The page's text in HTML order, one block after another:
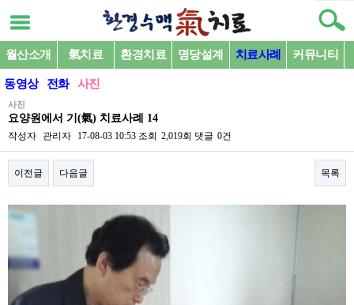
월산소개 氣치료 환경치료 명당설계 치료사례 커뮤니티
동영상 전화 사진
사진
요양원에서 기(氣) 치료사례 14
작성자 관리자 17-08-03 10:53 조회 2,019회 댓글 0건
이전글 다음글 목록
본문